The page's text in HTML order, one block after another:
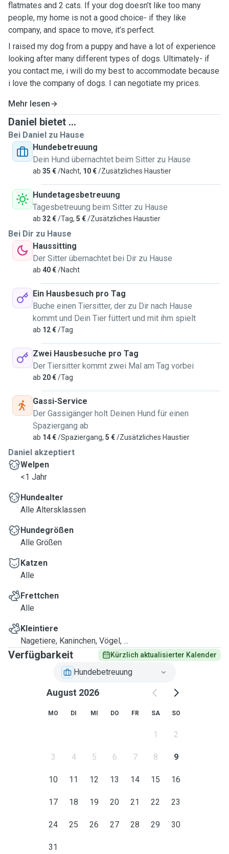
flatmates and 2 cats. If your dog doesn’t like too many
people, my home is not a good choice- if they like
company, and space to move, it’s perfect.
I raised my dog from a puppy and have a lot of experience
looking after many different types of dogs. Ultimately- if
you contact me, i will do my best to accommodate because
i love the company of dogs. I can negotiate my prices.
Mehr lesen
Daniel bietet ...
Bei Daniel zu Hause
Hundebetreuung
Dein Hund übernachtet beim Sitter zu Hause
ab 35 €/Nacht, 10 €/Zusätzliches Haustier
Hundetagesbetreuung
Tagesbetreuung beim Sitter zu Hause
ab 32 €/Tag, 5 €/Zusätzliches Haustier
Bei Dir zu Hause
Haussitting
Der Sitter übernachtet bei Dir zu Hause
ab 40 €/Nacht
Ein Hausbesuch pro Tag
Buche einen Tiersitter, der zu Dir nach Hause
kommt und Dein Tier füttert und mit ihm spielt
ab 12 €/Tag
Zwei Hausbesuche pro Tag
Der Tiersitter kommt zwei Mal am Tag vorbei
ab 20 €/Tag
Gassi-Service
Der Gassigänger holt Deinen Hund für einen
Spaziergang ab
ab 14 €/Spaziergang, 5 €/Zusätzliches Haustier
Daniel akzeptiert
Welpen
<1 Jahr
Hundealter
Alle Altersklassen
Hundegrößen
Alle Größen
Katzen
Alle
Frettchen
Alle
Kleintiere
Nagetiere, Kaninchen, Vögel, ...
Verfügbarkeit Kürzlich aktualisierter Kalender
Hundebetreuung
August 2026
MO DI MI DO FR SA SO
1 2
3 4 5 6 7 8 9
10 11 12 13 14 15 16
17 18 19 20 21 22 23
24 25 26 27 28 29 30
31